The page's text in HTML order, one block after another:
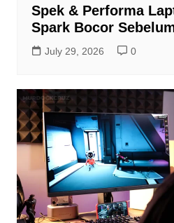
Spek & Performa
Spark Bocor
July 29, 2026 0